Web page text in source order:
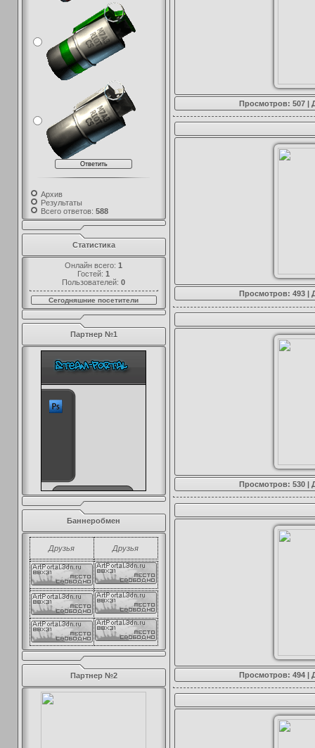
Архив
Результаты
Всего ответов: 588
Статистика
Онлайн всего: 1
Гостей: 1
Пользователей: 0
Сегодняшние посетители
Партнер №1
Баннеробмен
Друзья Друзья
Партнер №2
Просмотров: 507 |
Просмотров: 493 |
Просмотров: 530 |
Просмотров: 494 |